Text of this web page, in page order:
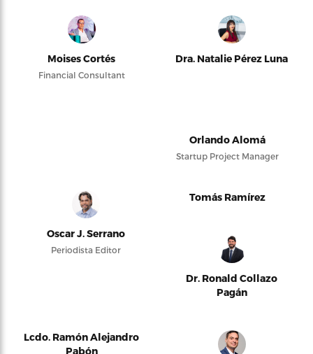
Moises Cortés
Financial Consultant
Dra. Natalie Pérez Luna
Orlando Alomá
Startup Project Manager
Oscar J. Serrano
Periodista Editor
Tomás Ramírez
Dr. Ronald Collazo
Pagán
Lcdo. Ramón Alejandro
Pabón